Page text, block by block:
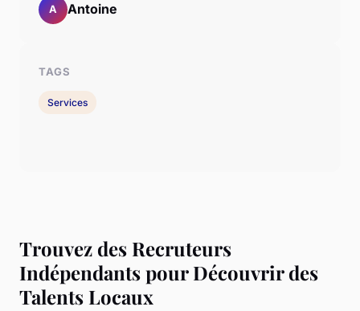
Trouvez des Recruteurs
Indépendants pour Découvrir des
Talents Locaux
A Antoine
TAGS
Services